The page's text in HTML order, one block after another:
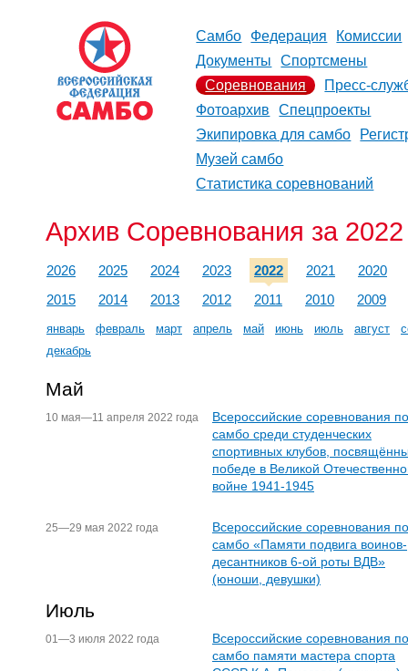
Самбо Федерация
Комиссии
Документы
Спортсмены
Соревнования
Пресс-
Фотоархив
Спецпроекты
Экипировка для самбо
Музей самбо
Статистика соревнований
Архив Соревнования за 2022
2026 2025 2024 2023 2022 2021
2020
2015
2014 2013 2012 2011 2010 2009
январь февраль март апрель май июнь июль август
декабрь
Май
10 мая—11 апреля 2022 года
Всероссийские соревнования по
самбо среди студенческих
спортивных клубов,
победе в Великой
войне 1941-1945
25—29 мая 2022 года
Всероссийские соревнования по
самбо «Памяти подвига воинов-
десантников 6-ой роты ВДВ»
(юноши, девушки)
Июль
01—3 июля 2022 года
Всероссийские соревнования по
самбо памяти мастера спорта